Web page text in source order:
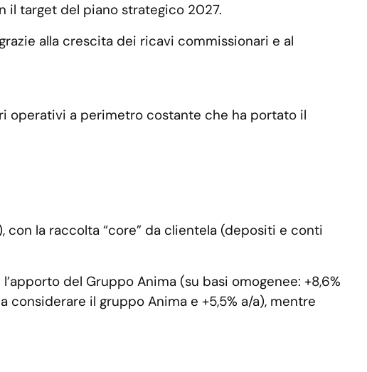
il target del piano strategico 2027.
alla crescita dei ricavi commissionari e al
operativi a perimetro costante che ha portato il
la raccolta “core” da clientela (depositi e conti
del Gruppo Anima (su basi omogenee: +8,6%
il gruppo Anima e +5,5% a/a), mentre